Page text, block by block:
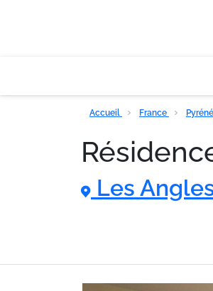
Accueil France
Les